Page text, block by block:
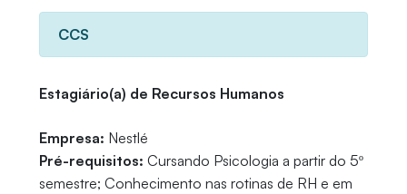
CCS
Estagiário(a) de Recursos Humanos
Empresa: Nestlé
Pré-requisitos: Cursando Psicologia a partir do 5º
semestre; Conhecimento nas rotinas de RH e em